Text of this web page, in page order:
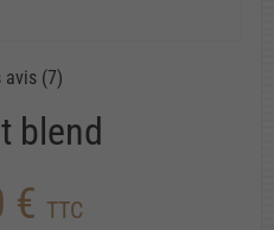
avis (7)
blend
€ TTC